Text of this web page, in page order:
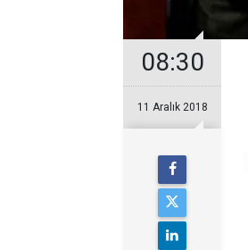
08:30
11 Aralık 2018